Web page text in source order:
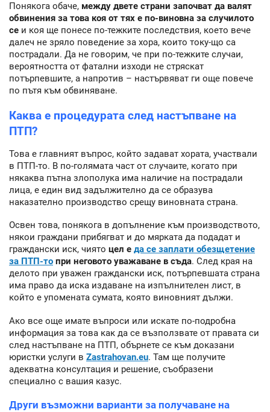
Понякога обаче, между двете страни започват да валят
обвинения за това коя от тях е по-виновна за случилото
се и коя ще понесе по-тежките последствия, което вече
далеч не зряло поведение за хора, които току-що са
пострадали. Да не говорим, че при по-тежките случаи,
вероятността от фатални изходи не стряскат
потърпевшите, а напротив – настървяват ги още повече
по пътя към обвиняване.
Каква е процедурата след настъпване на
ПТП?
Това е главният въпрос, който задават хората, участвали
в ПТП-то. В по-голямата част от случаите, когато при
някаква пътна злополука има наличие на пострадали
лица, е един вид задължително да се образува
наказателно производство срещу виновната страна.
Освен това, понякога в допълнение към производството,
някои граждани прибягват и до мярката да подадат и
граждански иск, чиято цел е да се заплати обезщетение
за ПТП-то при неговото уважаване в съда. След края на
делото при уважен граждански иск, потърпевшата страна
има право да иска издаване на изпълнителен лист, в
който е упомената сумата, която виновният дължи.
Ако все още имате въпроси или искате по-подробна
информация за това как да се възползвате от правата си
след настъпване на ПТП, обърнете се към доказани
юристки услуги в Zastrahovan.eu. Там ще получите
адекватна консултация и решение, съобразени
специално с вашия казус.
Други възможни варианти за получаване на